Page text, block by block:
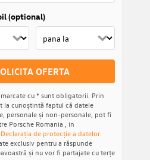
(optional)
OFERTA
cu * sunt obligatorii. Prin
la cunoștintă faptul că datele
personale și non-personale, pot fi
Porsche Romania , in
Declarația de protecție a datelor.
exclusiv pentru a răspunde
și nu vor fi partajate cu terțe